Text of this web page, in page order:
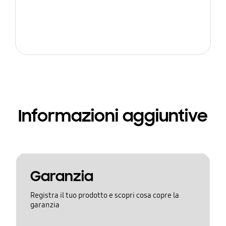
Informazioni aggiuntive
Garanzia
Registra il tuo prodotto e scopri cosa copre la
garanzia